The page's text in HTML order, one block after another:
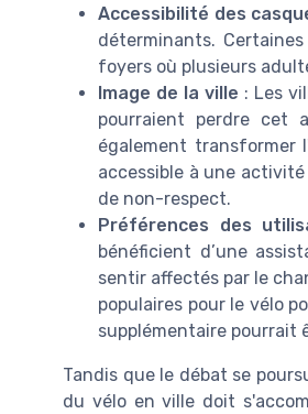
Accessibilité des
déterminants.
foyers où plusieurs
Image de la ville : Les
pourraient perdre cet
également transformer
accessible à une
de non-respect.
Préférences des
bénéficient d’une
sentir affectés par le
populaires pour le vélo
supplémentaire pourrait
Tandis que le débat se
du vélo en ville doit